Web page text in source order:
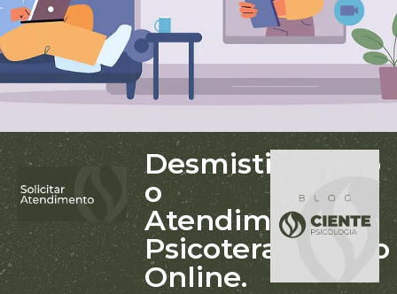
Desmistificando
o
Atendimento
Psicoterapêutico
Online.